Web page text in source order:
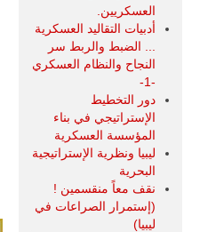
العسكريين.
أدبيات التقاليد العسكرية
... الضبط والربط سر
النجاح والنظام العسكري
-1-
دور التخطيط
الإستراتيجي في بناء
المؤسسة العسكرية
ليبيا ونظرية الإستراتيجية
البحرية
نقف معاً منقسمين !
(إستمرار الصراعات في
ليبيا)